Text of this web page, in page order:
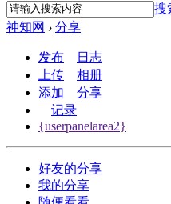
搜
神知网 › 分享
发布
日志
上传
相册
添加
分享
记录
{userpanelarea2}
好友的分享
我的分享